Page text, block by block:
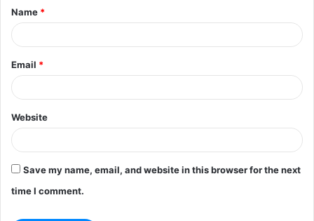
Name *
Email *
Website
Save my name, email, and website in this browser for the next
time I comment.